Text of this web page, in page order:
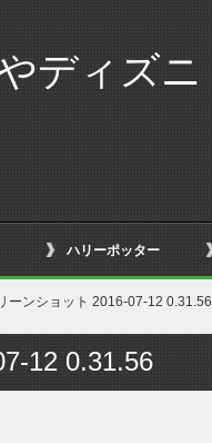
ディズニ
ハリーポッター
ーンショット 2016-07-12 0.31.56
12 0.31.56